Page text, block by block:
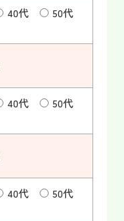
40代
50代
40代
50代
40代
50代